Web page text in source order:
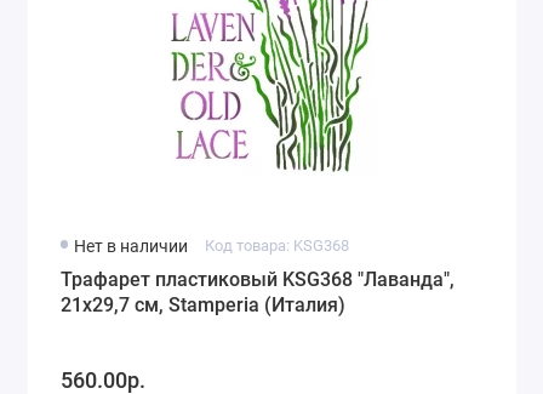
Нет в наличии Код товара: KSG368
Трафарет пластиковый KSG368 "Лаванда",
21х29,7 см, Stamperia (Италия)
560.00р.